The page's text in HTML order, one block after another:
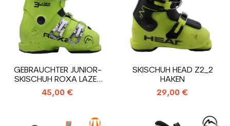
GEBRAUCHTER JUNIOR-
SKISCHUH ROXA LAZER
3_3 HAKEN
45,00 €
SKISCHUH HEAD Z2_2
HAKEN
29,00 €